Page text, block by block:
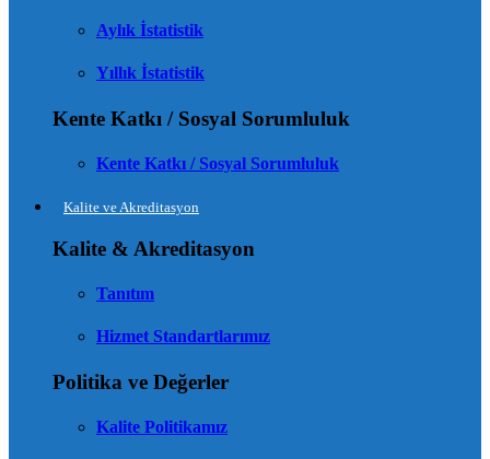
Aylık İstatistik
Yıllık İstatistik
Kente Katkı / Sosyal Sorumluluk
Kente Katkı / Sosyal Sorumluluk
Kalite ve Akreditasyon
Kalite & Akreditasyon
Tanıtım
Hizmet Standartlarımız
Politika ve Değerler
Kalite Politikamız